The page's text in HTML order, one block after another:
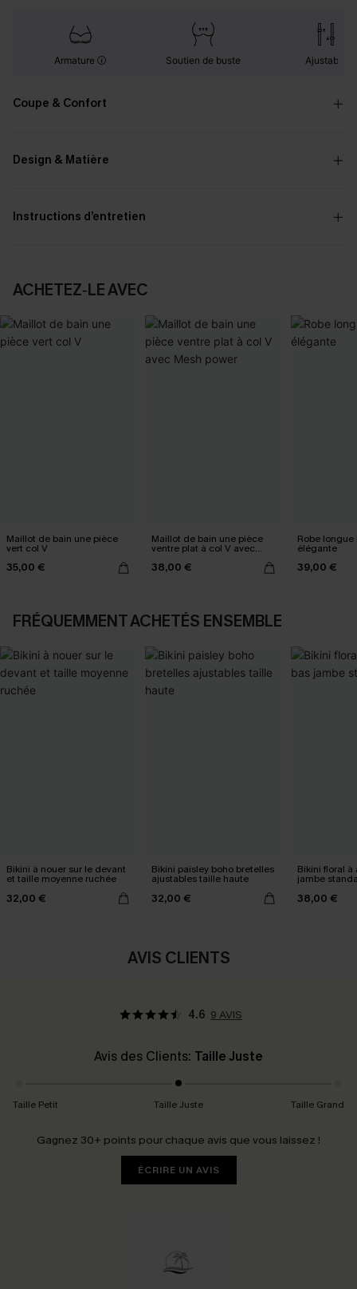
Armature Soutien de buste Ajustable
Coupe & Confort
Design & Matière
Instructions d’entretien
ACHETEZ‑LE AVEC
Maillot de bain une pièce
vert col V
35,00 €
Maillot de bain une pièce
ventre plat à col V avec
Mesh power
38,00 €
Robe
élégante
39,00 €
FRÉQUEMMENT ACHETÉS ENSEMBLE
Bikini à nouer sur le devant
et taille moyenne ruchée
32,00 €
Bikini paisley boho bretelles
ajustables taille haute
32,00 €
Bikini floral à
jambe
38,00 €
AVIS CLIENTS
4.6 9 AVIS
Avis des Clients: Taille Juste
Taille Petit Taille Juste Taille Grand
Gagnez 30+ points pour chaque avis que vous laissez !
ÉCRIRE UN AVIS